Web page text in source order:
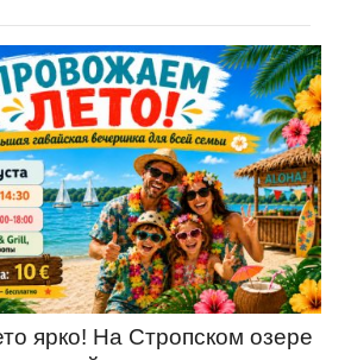
ярко! На Стропском озере